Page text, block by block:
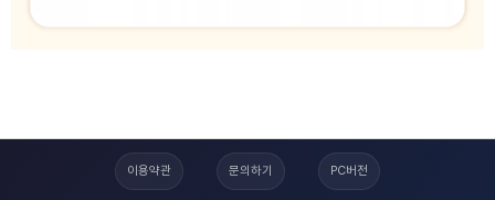
이용약관 문의하기 PC버전